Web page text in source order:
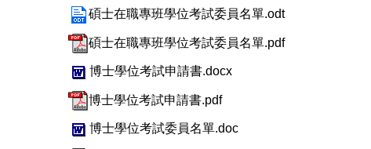
碩士在職專班學位考試委員名單.odt
碩士在職專班學位考試委員名單.pdf
博士學位考試申請書.docx
博士學位考試申請書.pdf
博士學位考試委員名單.doc